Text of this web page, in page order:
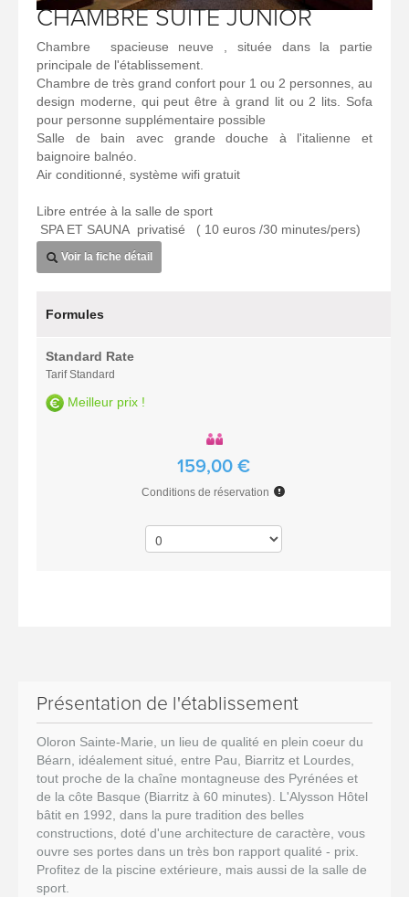
CHAMBRE SUITE JUNIOR
Chambre spacieuse neuve , située dans la partie
principale de l'établissement.
Chambre de très grand confort pour 1 ou 2 personnes, au
design moderne, qui peut être à grand lit ou 2 lits. Sofa
pour personne supplémentaire possible
Salle de bain avec grande douche à l'italienne et
baignoire balnéo.
Air conditionné, système wifi gratuit
Libre entrée à la salle de sport
SPA ET SAUNA privatisé ( 10 euros /30 minutes/pers)
Voir la fiche détail
Formules
Standard Rate
Tarif Standard
Meilleur prix !
159,00 €
Conditions de réservation
Présentation de l'établissement
Oloron Sainte-Marie, un lieu de qualité en plein coeur du
Béarn, idéalement situé, entre Pau, Biarritz et Lourdes,
tout proche de la chaîne montagneuse des Pyrénées et
de la côte Basque (Biarritz à 60 minutes). L'Alysson Hôtel
bâtit en 1992, dans la pure tradition des belles
constructions, doté d'une architecture de caractère, vous
ouvre ses portes dans un très bon rapport qualité - prix.
Profitez de la piscine extérieure, mais aussi de la salle de
sport.